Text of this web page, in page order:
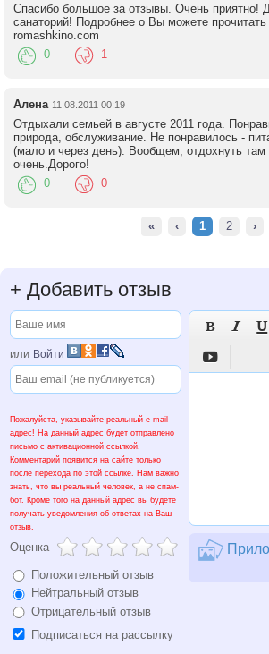
Спасибо большое за отзывы. Очень приятно!
санаторий! Подробнее о Вы можете
romashkino.com
0 1
Алена 11.08.2011 00:19
Отдыхали семьей в августе 2011 года.
природа, обслуживание. Не понравилось -
(мало и через день). Вообщем, отдохнуть
очень.Дорого!
0 0
« ‹ 1 2 ›
+ Добавить отзыв
или Войти
Пожалуйста, указывайте реальный e-mail
адрес! На данный адрес будет отправлено
письмо с активационной ссылкой.
Комментарий появится на сайте только
после перехода по этой ссылке. Нам важно
знать, что вы реальный человек, а не спам-
бот. Кроме того на данный адрес вы будете
получать уведомления об ответах на Ваш
отзыв.
Оценка
Положительный отзыв
Нейтральный отзыв
Отрицательный отзыв
Подписаться на рассылку
  
